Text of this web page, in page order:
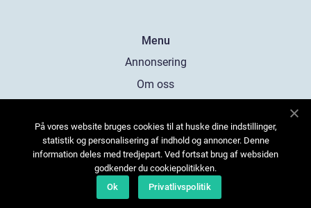
Menu
Annonsering
Om oss
Kontakta oss
Sitemap
På vores website bruges cookies til at huske dine indstillinger,
statistik og personalisering af indhold og annoncer. Denne
information deles med tredjepart. Ved fortsat brug af websiden
godkender du cookiepolitikken.
Ok
Privatlivspolitik